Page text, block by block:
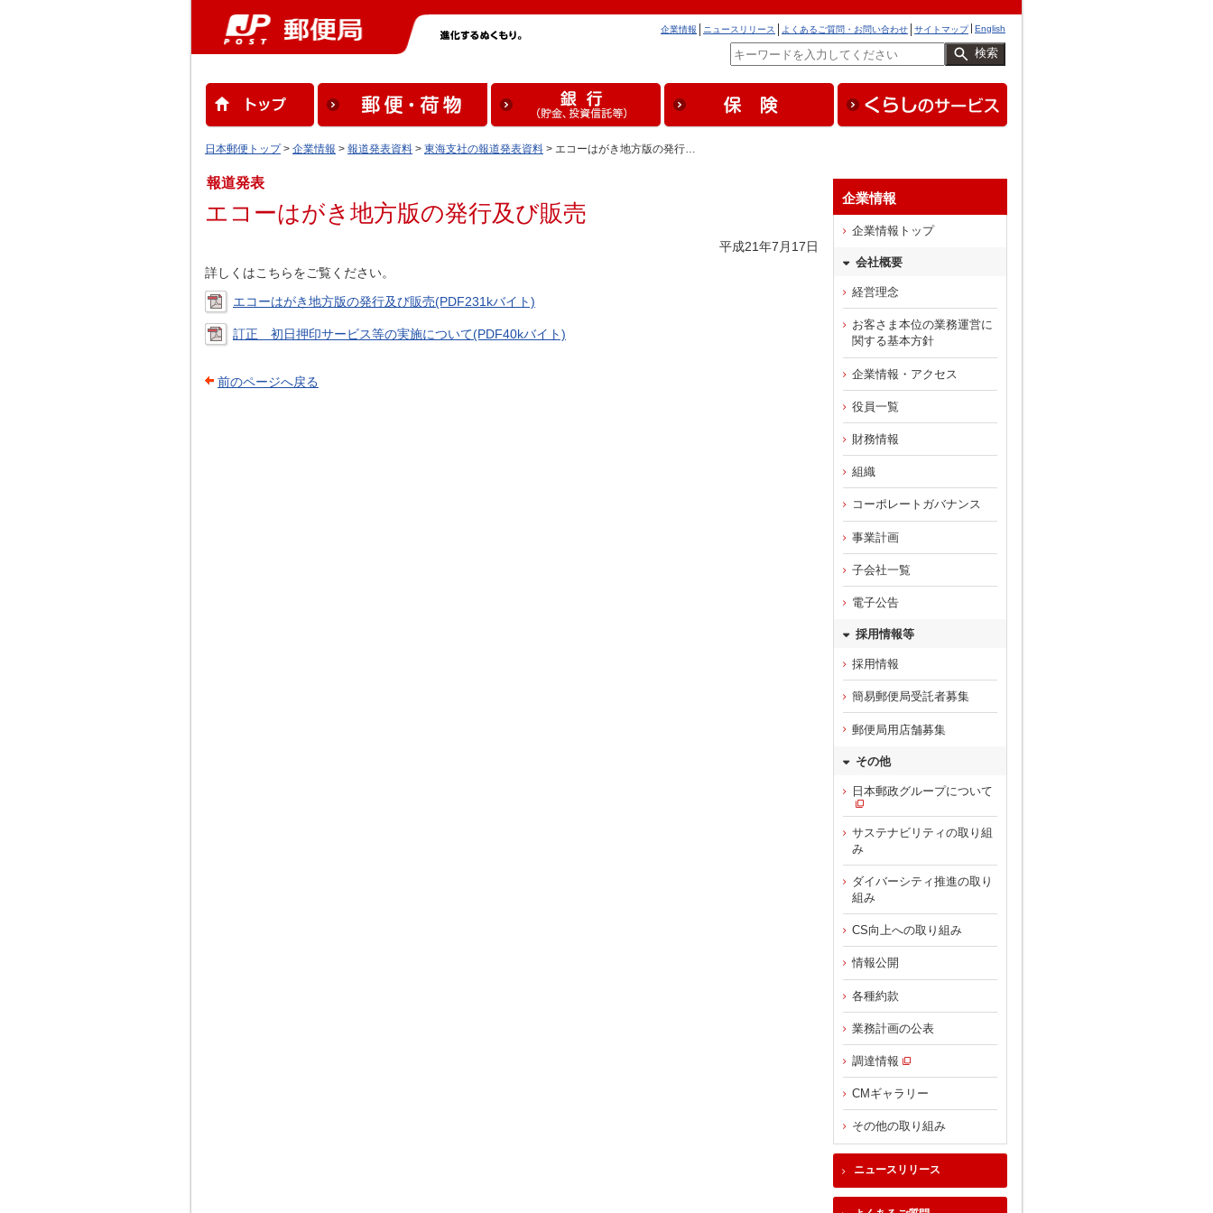
English
サイトマップ
よくあるご質問・お問い合わせ
ニュースリリース
企業情報
検索
日本郵便トップ> 企業情報 > 報道発表資料 > 東海支社の報道発表資料 > エコーはがき地方版の発行…
報道発表
エコーはがき地方版の発行及び販売
平成21年7月17日
詳しくはこちらをご覧ください。
エコーはがき地方版の発行及び販売(PDF231kバイト)
訂正 初日押印サービス等の実施について(PDF40kバイト)
前のページへ戻る
企業情報
企業情報トップ
会社概要
経営理念
お客さま本位の業務運営に
関する基本方針
企業情報・アクセス
役員一覧
財務情報
組織
コーポレートガバナンス
事業計画
子会社一覧
電子公告
採用情報等
採用情報
簡易郵便局受託者募集
郵便局用店舗募集
その他
日本郵政グループについて
サステナビリティの取り組
み
ダイバーシティ推進の取り
組み
CS向上への取り組み
情報公開
各種約款
業務計画の公表
調達情報
CMギャラリー
その他の取り組み
ニュースリリース